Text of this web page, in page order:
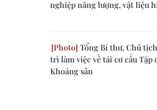
nghiệp năng lượng, vật liệu
Tổng Bí thư, Chủ
trì làm việc về tái cơ cấu Tập
Khoáng sản